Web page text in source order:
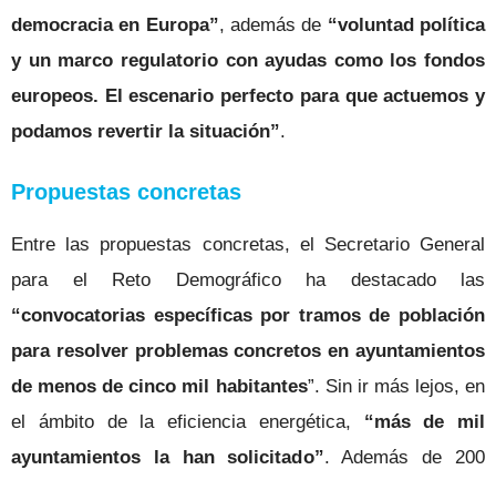
democracia en Europa”, además de “voluntad política
y un marco regulatorio con ayudas como los fondos
europeos. El escenario perfecto para que actuemos y
podamos revertir la situación”.
Propuestas concretas
Entre las propuestas concretas, el Secretario General
para el Reto Demográfico ha destacado las
“convocatorias específicas por tramos de población
para resolver problemas concretos en ayuntamientos
de menos de cinco mil habitantes”. Sin ir más lejos, en
el ámbito de la eficiencia energética, “más de mil
ayuntamientos la han solicitado”. Además de 200